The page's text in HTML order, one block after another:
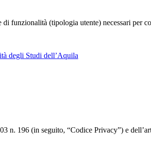
funzionalità (tipologia utente) necessari per
degli Studi dell’Aquila
n. 196 (in seguito, “Codice Privacy”) e